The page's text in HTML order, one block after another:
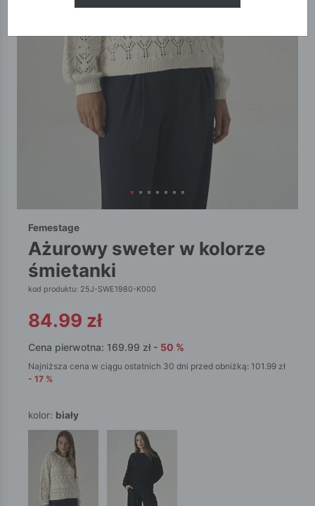
Femestage
ażurowy sweter w kolorze
śmietanki
kod produktu: 25J-SWE1980-K000
84.99 zł
Cena pierwotna: 169.99 zł - 50 %
Najniższa cena w ciągu ostatnich 30 dni przed obniżką: 101.99 zł
- 17 %
kolor: biały